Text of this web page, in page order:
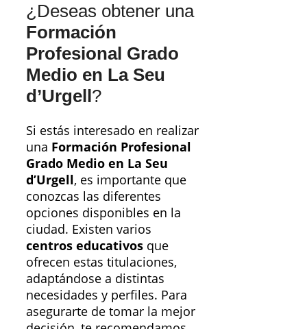
¿Deseas obtener una
Formación
Profesional Grado
Medio en La Seu
d’Urgell?
Si estás interesado en realizar
una Formación Profesional
Grado Medio en La Seu
d’Urgell, es importante que
conozcas las diferentes
opciones disponibles en la
ciudad. Existen varios
centros educativos que
ofrecen estas titulaciones,
adaptándose a distintas
necesidades y perfiles. Para
asegurarte de tomar la mejor